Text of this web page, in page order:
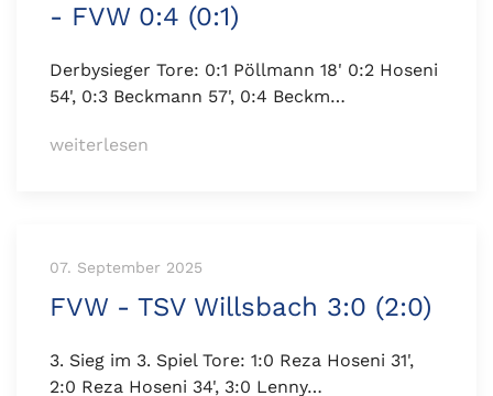
- FVW 0:4 (0:1)
Derbysieger Tore: 0:1 Pöllmann 18' 0:2 Hoseni
54', 0:3 Beckmann 57', 0:4 Beckm…
weiterlesen
07. September 2025
FVW - TSV Willsbach 3:0 (2:0)
3. Sieg im 3. Spiel Tore: 1:0 Reza Hoseni 31',
2:0 Reza Hoseni 34', 3:0 Lenny…